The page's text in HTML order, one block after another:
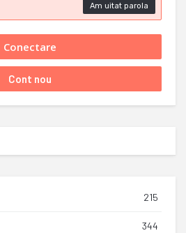
Am uitat parola
215
344